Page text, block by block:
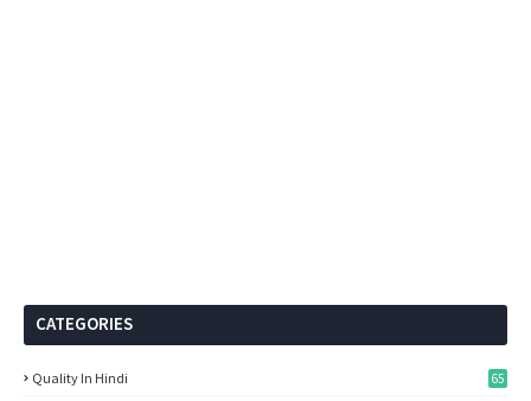
CATEGORIES
Quality In Hindi 65